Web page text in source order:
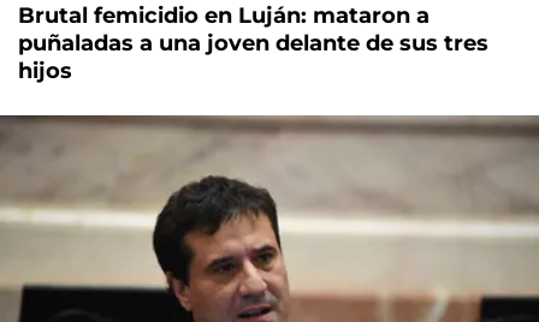
Brutal femicidio en Luján: mataron a
puñaladas a una joven delante de sus tres
hijos